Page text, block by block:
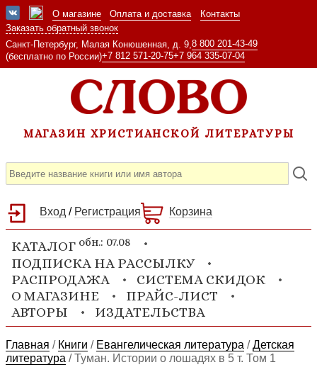
О магазине Оплата и доставка
Контакты
Заказать обратный звонок
Санкт-Петербург, Малая Конюшенная, д. 9, 8 800 201-43-49
(бесплатно по России)+7 812 571-20-75+7 964 335-07-04
МАГАЗИН ХРИСТИАНСКОЙ ЛИТЕРАТУРЫ
Вход / Регистрация Корзина
КАТАЛОГ обн.: 07.08
ПОДПИСКА НА РАССЫЛКУ
РАСПРОДАЖА
СИСТЕМА СКИДОК
О МАГАЗИНЕ
ПРАЙС-ЛИСТ
АВТОРЫ
ИЗДАТЕЛЬСТВА
Главная / Книги / Евангелическая литература /Детская
литература /Туман. Истории о лошадях в 5 т. Том 1